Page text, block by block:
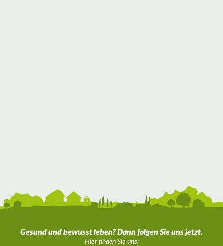
Gesund und bewusst leben? Dann folgen Sie uns jetzt.
Hier finden Sie uns: